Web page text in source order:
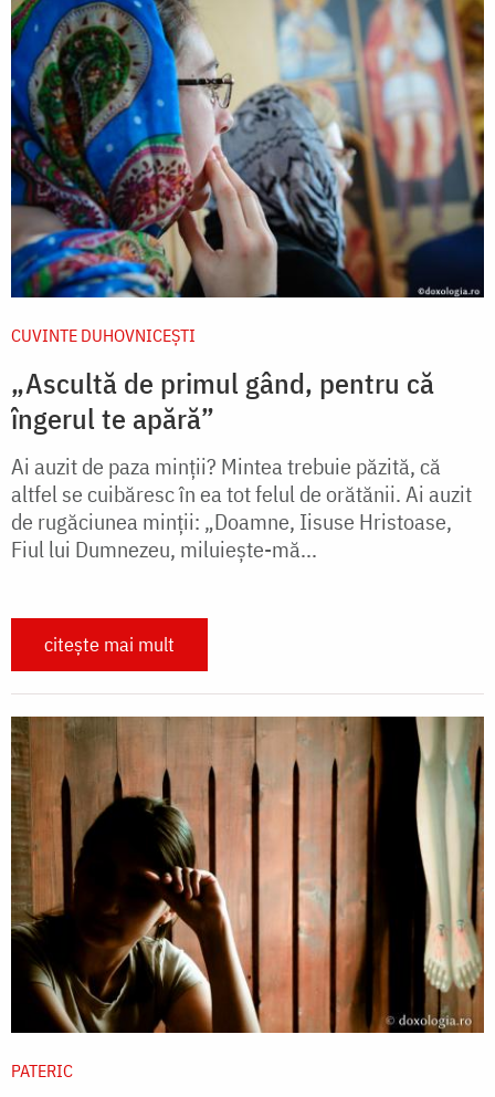
CUVINTE DUHOVNICEȘTI
„Ascultă de primul gând, pentru că
îngerul te apără”
Ai auzit de paza minții? Mintea trebuie păzită, că
altfel se cuibăresc în ea tot felul de orătănii. Ai auzit
de rugăciunea minții: „Doamne, Iisuse Hristoase,
Fiul lui Dumnezeu, miluiește-mă...
citește mai mult
PATERIC